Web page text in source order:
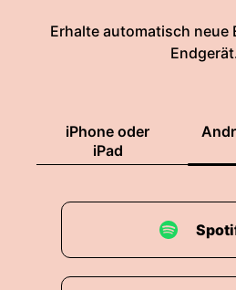
Erhalte automatisch neue
iPhone oder
iPad